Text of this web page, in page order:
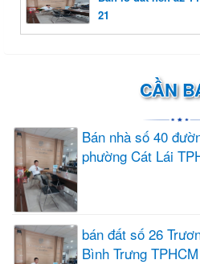
21
CẦN
Bán nhà số 40
phường Cát Lái
bán đất số 26
Bình Trưng TPHCM